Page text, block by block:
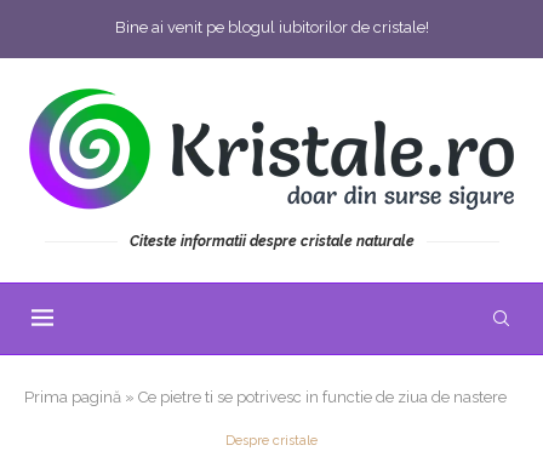
Bine ai venit pe blogul iubitorilor de cristale!
Citeste informatii despre cristale naturale
Prima pagină » Ce pietre ti se potrivesc in functie de ziua de nastere
Despre cristale